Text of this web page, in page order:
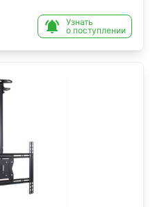

Узнать
о поступлении